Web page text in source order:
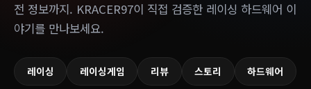
전 정보까지. KRACER97이 직접 검증한 레이싱 하드웨어 이
야기를 만나보세요.
레이싱 레이싱게임 리뷰 스토리 하드웨어